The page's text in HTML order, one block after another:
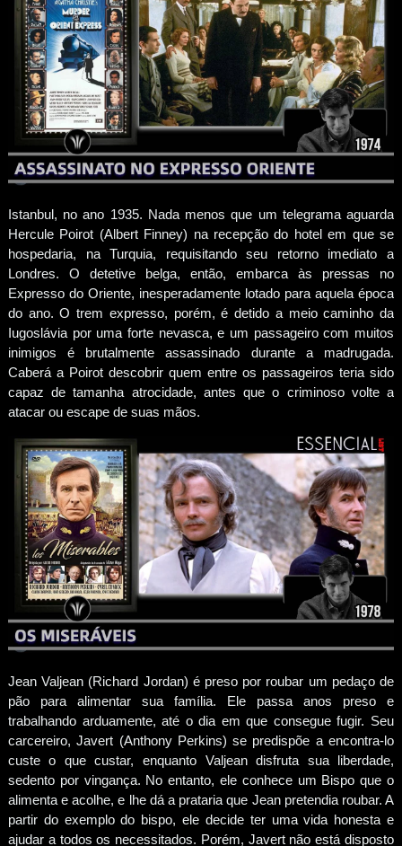
Istanbul, no ano 1935. Nada menos que um telegrama aguarda
Hercule Poirot (Albert Finney) na recepção do hotel em que se
hospedaria, na Turquia, requisitando seu retorno imediato a
Londres. O detetive belga, então, embarca às pressas no
Expresso do Oriente, inesperadamente lotado para aquela época
do ano. O trem expresso, porém, é detido a meio caminho da
Iugoslávia por uma forte nevasca, e um passageiro com muitos
inimigos é brutalmente assassinado durante a madrugada.
Caberá a Poirot descobrir quem entre os passageiros teria sido
capaz de tamanha atrocidade, antes que o criminoso volte a
atacar ou escape de suas mãos.
Jean Valjean (Richard Jordan) é preso por roubar um pedaço de
pão para alimentar sua família. Ele passa anos preso e
trabalhando arduamente, até o dia em que consegue fugir. Seu
carcereiro, Javert (Anthony Perkins) se predispõe a encontra-lo
custe o que custar, enquanto Valjean disfruta sua liberdade,
sedento por vingança. No entanto, ele conhece um Bispo que o
alimenta e acolhe, e lhe dá a prataria que Jean pretendia roubar. A
partir do exemplo do bispo, ele decide ter uma vida honesta e
ajudar a todos os necessitados. Porém, Javert não está disposto